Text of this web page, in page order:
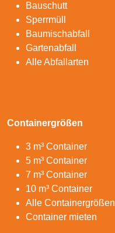
Bauschutt
Sperrmüll
Baumischabfall
Gartenabfall
Alle Abfallarten
Containergrößen
3 m³ Container
5 m³ Container
7 m³ Container
10 m³ Container
Alle Containergrößen
Container mieten